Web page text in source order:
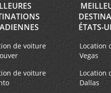
de voiture
de voiture
ÉTATS-
Location
Vegas
Location
Dallas